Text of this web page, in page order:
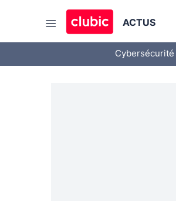
ACTUS
Cybersécurité